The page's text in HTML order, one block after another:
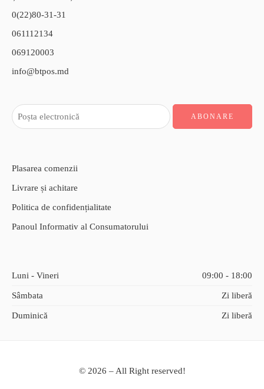
0(22)80-31-31
061112134
069120003
info@btpos.md
Plasarea comenzii
Livrare și achitare
Politica de confidențialitate
Panoul Informativ al Consumatorului
Luni - Vineri 09:00 - 18:00
Sâmbata Zi liberă
Duminică Zi liberă
© 2026 – All Right reserved!